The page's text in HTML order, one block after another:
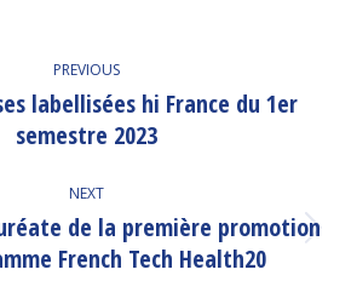
PREVIOUS
Previous
post:
labellisées hi France du 1er
semestre 2023
NEXT
Next
post:
de la première promotion
French Tech Health20